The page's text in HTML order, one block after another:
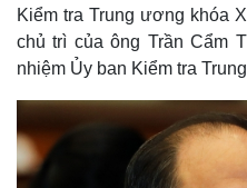
Kiểm tra Trung ương khóa
chủ trì của ông Trần Cẩm
nhiệm Ủy ban Kiểm tra